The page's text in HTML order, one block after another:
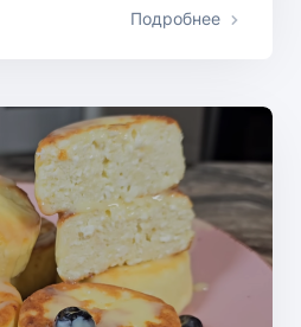
Подробнее